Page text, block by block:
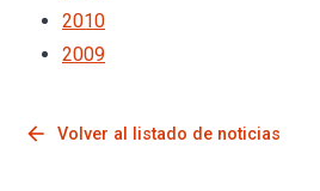
2010
2009
arrow_back Volver al listado de noticias